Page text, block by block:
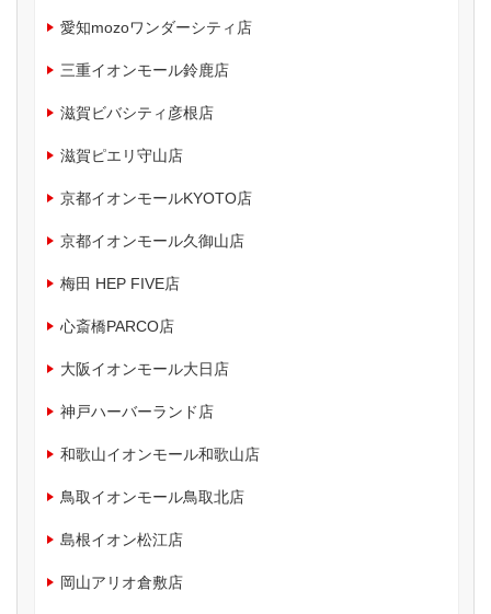
愛知mozoワンダーシティ店
三重イオンモール鈴鹿店
滋賀ビバシティ彦根店
滋賀ピエリ守山店
京都イオンモールKYOTO店
京都イオンモール久御山店
梅田 HEP FIVE店
心斎橋PARCO店
大阪イオンモール大日店
神戸ハーバーランド店
和歌山イオンモール和歌山店
鳥取イオンモール鳥取北店
島根イオン松江店
岡山アリオ倉敷店